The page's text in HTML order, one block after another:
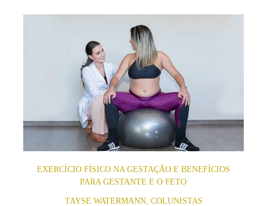
EXERCÍCIO FÍSICO NA GESTAÇÃO E BENEFÍCIOS
PARA GESTANTE E O FETO
TAYSE WATERMANN, COLUNISTAS